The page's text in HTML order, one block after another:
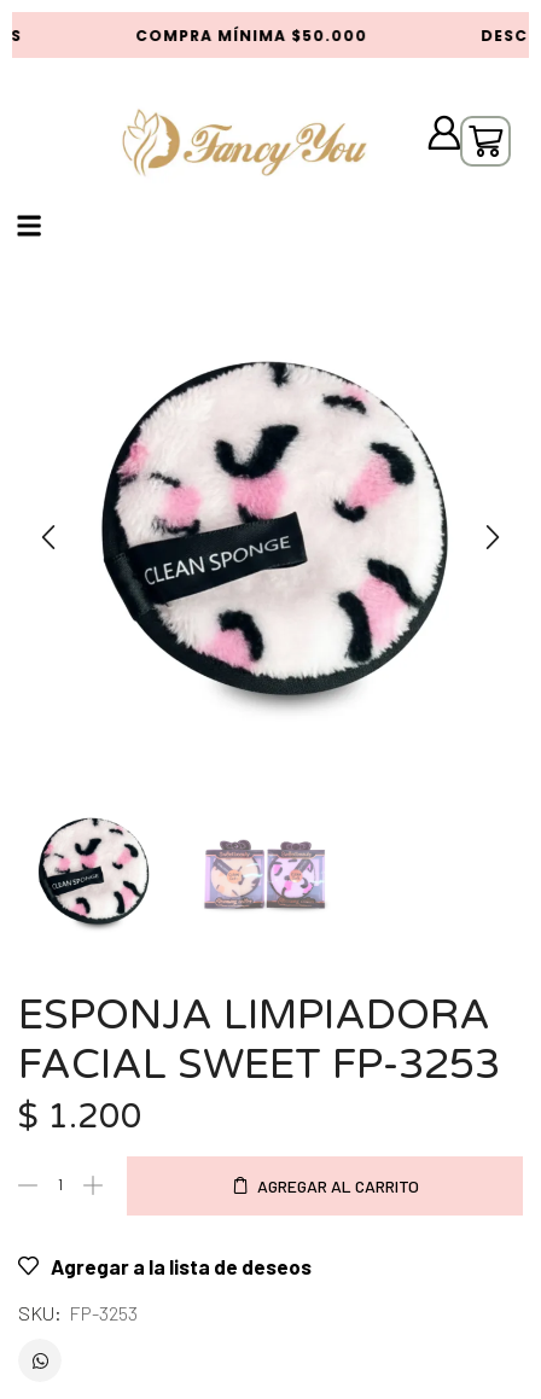
COMPRA MÍNIMA $50.000
ESPONJA LIMPIADORA
FACIAL SWEET FP-3253
$ 1.200
AGREGAR AL CARRITO
Agregar a la lista de deseos
SKU: FP-3253